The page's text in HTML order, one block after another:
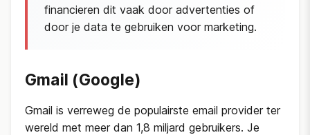
financieren dit vaak door advertenties of
door je data te gebruiken voor marketing.
Gmail (Google)
Gmail is verreweg de populairste email provider ter
wereld met meer dan 1,8 miljard gebruikers. Je